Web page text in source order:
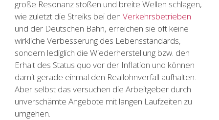
große Resonanz stoßen und breite Wellen schlagen,
wie zuletzt die Streiks bei den Verkehrsbetrieben
und der Deutschen Bahn, erreichen sie oft keine
wirkliche Verbesserung des Lebensstandards,
sondern lediglich die Wiederherstellung bzw. den
Erhalt des Status quo vor der Inflation und können
damit gerade einmal den Reallohnverfall aufhalten.
Aber selbst das versuchen die Arbeitgeber durch
unverschämte Angebote mit langen Laufzeiten zu
umgehen.